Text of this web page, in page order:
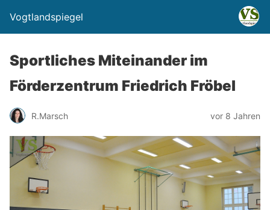
Vogtlandspiegel
Sportliches Miteinander im
Förderzentrum Friedrich Fröbel
R.Marsch vor 8 Jahren